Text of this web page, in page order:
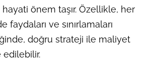
önem taşır. Özellikle, her
faydaları ve sınırlamaları
doğru strateji ile maliyet
edilebilir.